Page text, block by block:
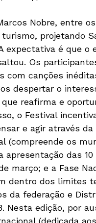
Nobre, entre
projetando
expectativa é que o
Os
canções
despertar o
reafirma e
o Festival
e agir através da
(compreende os
apresentação das
março; e a Fase
dentro dos limites
da federação e
Nesta edição, por
(dedicada